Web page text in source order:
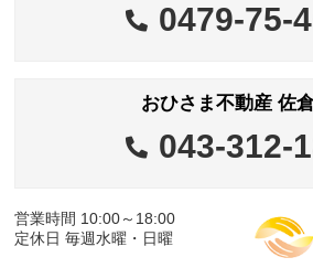
0479-75-
おひさま不動産 佐
043-312-
営業時間 10:00～18:00
定休日 毎週水曜・日曜